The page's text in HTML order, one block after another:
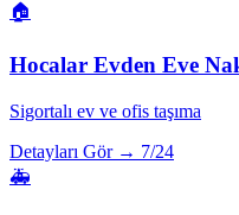
🏠
Hocalar Evden Eve
Sigortalı ev ve ofis taşıma
Detayları Gör → 7/24
🚑